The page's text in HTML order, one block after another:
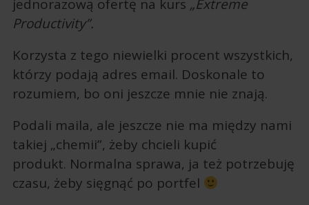
jednorazową ofertę na kurs „Extreme
Productivity”.
Korzysta z tego niewielki procent wszystkich,
którzy podają adres email. Doskonale to
rozumiem, bo oni jeszcze mnie nie znają.
Podali maila, ale jeszcze nie ma między nami
takiej „chemii”, żeby chcieli kupić
produkt. Normalna sprawa, ja też potrzebuję
czasu, żeby sięgnąć po portfel